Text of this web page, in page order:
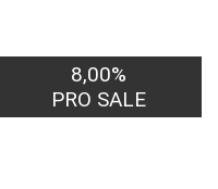
8,00%
PRO SALE